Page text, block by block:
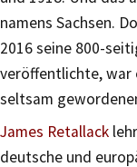
namens Sachsen.
2016 seine 800-
veröffentlichte, war
seltsam
James Retallack
deutsche und